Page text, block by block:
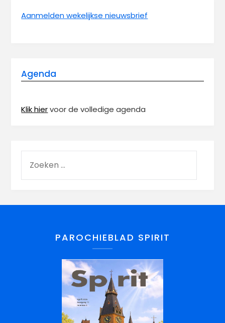
Aanmelden wekelijkse nieuwsbrief
Agenda
Klik hiervoor de volledige agenda
PAROCHIEBLAD SPIRIT